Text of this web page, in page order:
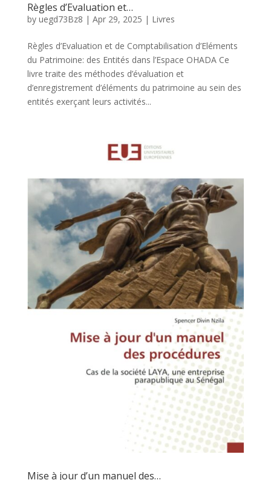
Règles d’Evaluation et…
by uegd73Bz8 | Apr 29, 2025 | Livres
Règles d’Evaluation et de Comptabilisation d’Eléments
du Patrimoine: des Entités dans l’Espace OHADA Ce
livre traite des méthodes d’évaluation et
d’enregistrement d’éléments du patrimoine au sein des
entités exerçant leurs activités...
Mise à jour d’un manuel des…